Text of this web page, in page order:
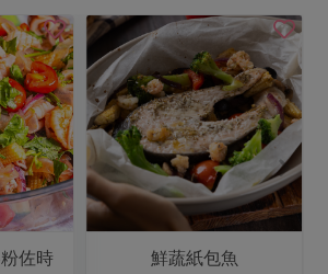
佐時
鮮蔬紙包魚